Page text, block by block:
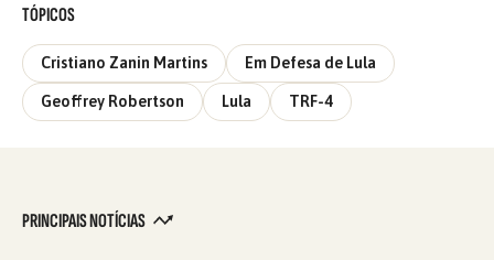
TÓPICOS
Cristiano Zanin Martins Em Defesa de Lula
Geoffrey Robertson Lula TRF-4
PRINCIPAIS NOTÍCIAS